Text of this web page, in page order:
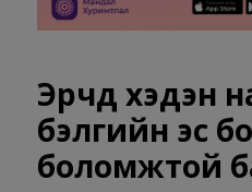
Эрчүүд хэдэн
бэлгийн эс
боломжтой